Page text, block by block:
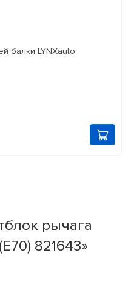
балки LYNXauto
рычага
821643»